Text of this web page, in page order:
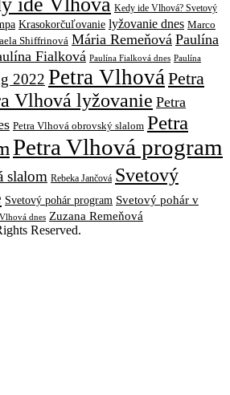
ide Vlhová Kedy ide Vlhová? Svetový
Krasokorčuľovanie lyžovanie dnes Marco
Shiffrinová Mária Remeňová Paulína
Fialková Paulína Fialková dnes Paulína
2022 Petra VlhováPetra
Vlhová lyžovanie Petra
Petra Vlhová obrovský slalom Petra
Petra Vlhová program
slalom Rebeka Jančová Svetový
Svetový pohár program Svetový pohár v
Vlhová dnes Zuzana Remeňová
Reserved.